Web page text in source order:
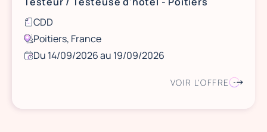
CDD
Poitiers, France
Du 14/09/2026 au 19/09/2026
VOIR L'OFFRE